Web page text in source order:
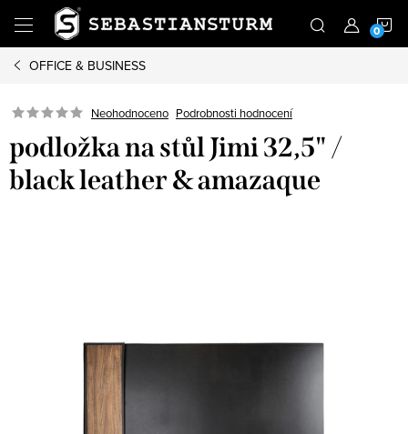
obsah
OFFICE & BUSINESS
Neohodnoceno Podrobnosti hodnocení
podložka na stůl Jimi 32,5" /
black leather & amazaque